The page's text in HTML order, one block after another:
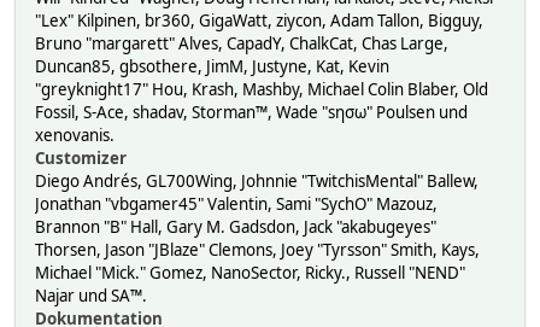
"Lex" Kilpinen, br360, GigaWatt, ziycon, Adam Tallon, Bigguy,
Bruno "margarett" Alves, CapadY, ChalkCat, Chas Large,
Duncan85, gbsothere, JimM, Justyne, Kat, Kevin
"greyknight17" Hou, Krash, Mashby, Michael Colin Blaber, Old
Fossil, S-Ace, shadav, Storman™, Wade "sησω" Poulsen und
xenovanis.
Customizer
Diego Andrés, GL700Wing, Johnnie "TwitchisMental" Ballew,
Jonathan "vbgamer45" Valentin, Sami "SychO" Mazouz,
Brannon "B" Hall, Gary M. Gadsdon, Jack "akabugeyes"
Thorsen, Jason "JBlaze" Clemons, Joey "Tyrsson" Smith, Kays,
Michael "Mick." Gomez, NanoSector, Ricky., Russell "NEND"
Najar und SA™.
Dokumentation